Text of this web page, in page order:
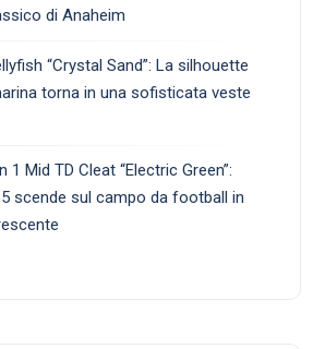
di Anaheim
“Crystal Sand”: La silhouette
torna in una sofisticata veste
1 Mid TD Cleat “Electric Green”:
scende sul campo da football in